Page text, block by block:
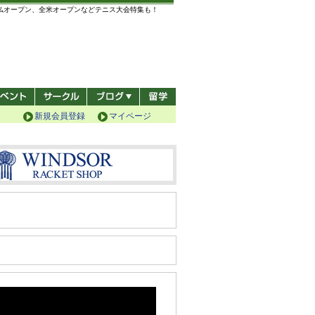
ープン、全米オープンなどテニス大会特集も！
マイページ
新規会員登録